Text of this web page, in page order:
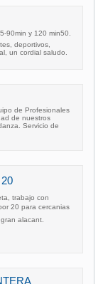
90min y 120 min50.
deportivos,
un cordial saludo.
de Profesionales
de nuestros
Servicio de
trabajo con
20 para cercanias
alacant.